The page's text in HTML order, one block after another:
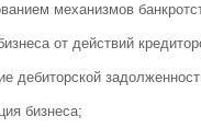
механизмов
от действий
дебиторской
бизнеса;